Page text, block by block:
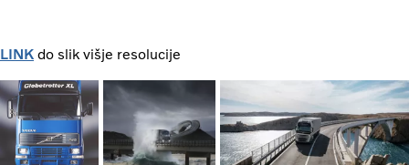
LINK do slik višje resolucije